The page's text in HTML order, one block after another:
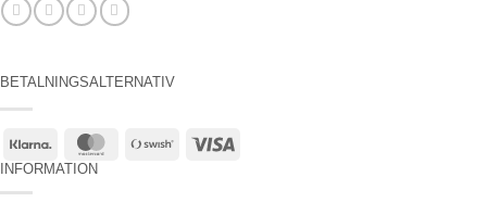
BETALNINGSALTERNATIV
Klarna MasterCardSwish
INFORMATION